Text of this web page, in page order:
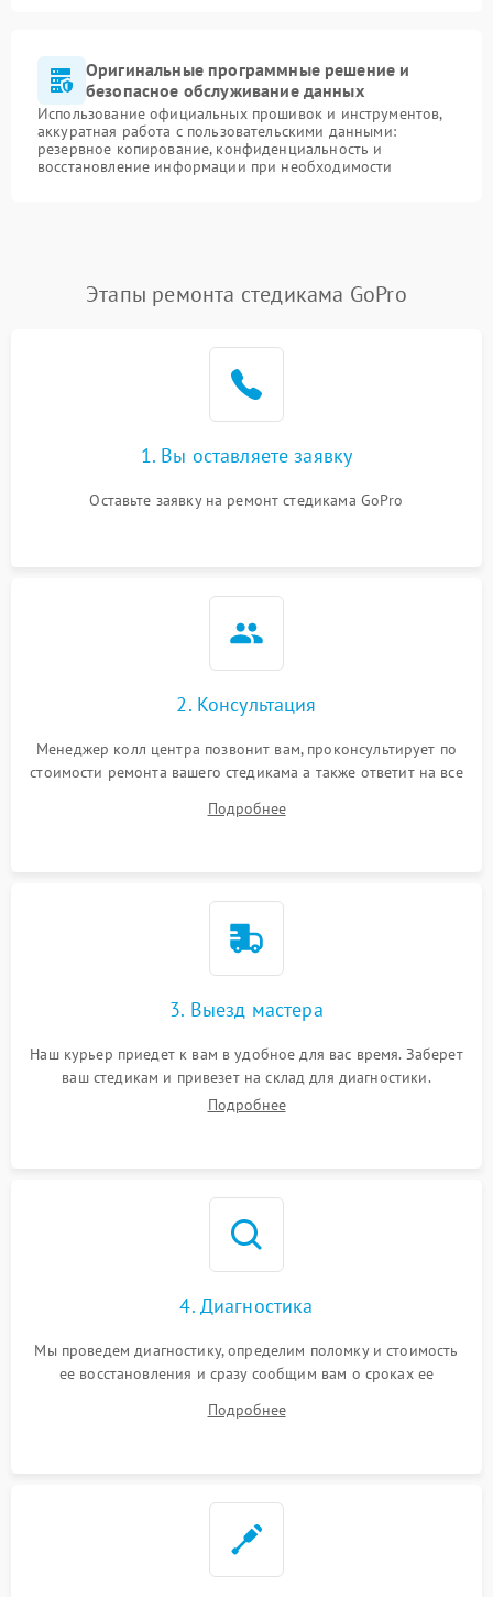
Оригинальные программные решение и
безопасное обслуживание данных
Использование официальных прошивок и инструментов,
аккуратная работа с пользовательскими данными:
резервное копирование, конфиденциальность и
восстановление информации при необходимости
Этапы ремонта стедикама GoPro
1. Вы оставляете заявку
Оставьте заявку на ремонт стедикама GoPro
2. Консультация
Менеджер колл центра позвонит вам, проконсультирует по
стоимости ремонта вашего стедикама а также ответит на все
Подробнее
3. Выезд мастера
Наш курьер приедет к вам в удобное для вас время. Заберет
ваш стедикам и привезет на склад для диагностики.
Подробнее
4. Диагностика
Мы проведем диагностику, определим поломку и стоимость
ее восстановления и сразу сообщим вам о сроках ее
Подробнее